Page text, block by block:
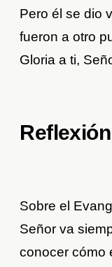
Pero él se dio
fueron a otro
Gloria a ti,
Sobre el
Señor va
conocer cómo